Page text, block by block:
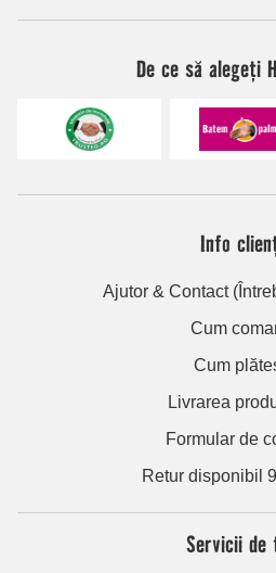
De ce să alegeți
Info
Ajutor & Contact
Cum
Cum
Livrarea
Formular de
Retur disponibil
Servicii de